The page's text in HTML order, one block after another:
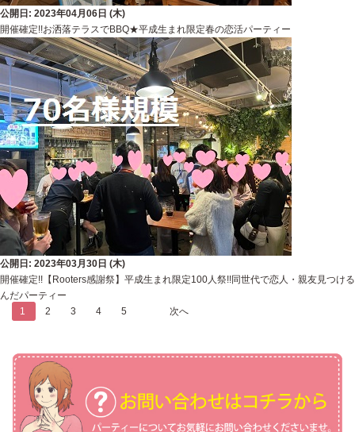
公開日: 2023年04月06日 (木)
開催確定!!お洒落テラスでBBQ★平成生まれ限定春の恋活パーティー
公開日: 2023年03月30日 (木)
開催確定!!【Rooters感謝祭】平成生まれ限定100人祭!!同世代で恋人・親友見つける
んだパーティー
1
2 3 4 5 次へ